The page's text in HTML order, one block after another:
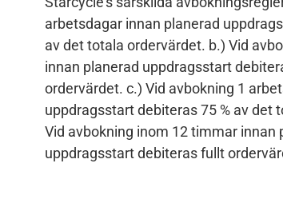
arbetsdagar innan planerad
av det totala ordervärdet. b.) Vid
innan planerad uppdragsstart
ordervärdet. c.) Vid avbokning 1
uppdragsstart debiteras 75 % av det
Vid avbokning inom 12 timmar innan
uppdragsstart debiteras fullt